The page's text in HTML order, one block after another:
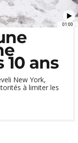
01:00
ans
New York,
à limiter les